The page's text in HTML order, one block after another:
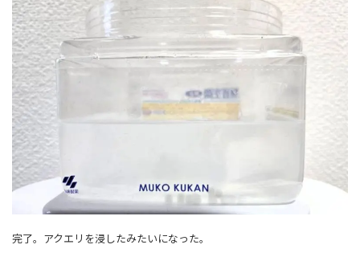
完了。アクエリを浸したみたいになった。